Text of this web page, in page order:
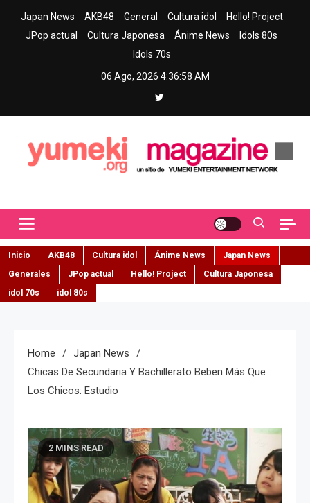
Japan News AKB48 General Cultura idol
Hello! Project
JPop actual
Cultura Japonesa Ánime News
Idols 80s
Idols 70s
06 Ago, 2026 4:37:00 AM
Inicio AKB48 Cultura idol Ánime News
Japan News
Generales
JPop actual Hello! Project
Cultura Japonesa
idol 70s
idol 80s
Home
Japan News
Chicas De Secundaria Y Bachillerato Beben Más Que
Los Chicos: Estudio
2 MINS READ